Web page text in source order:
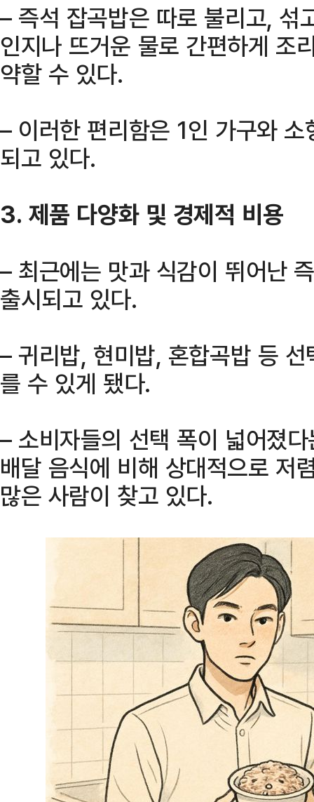
– 즉석 잡곡밥은 따로 불리고, 섞
인지나 뜨거운 물로 간편하게 조
약할 수 있다.
– 이러한 편리함은 1인 가구와
되고 있다.
3. 제품 다양화 및 경제적 비용
– 최근에는 맛과 식감이 뛰어난
출시되고 있다.
– 귀리밥, 현미밥, 혼합곡밥 등
를 수 있게 됐다.
– 소비자들의 선택 폭이 넓어졌
배달 음식에 비해 상대적으로 저
많은 사람이 찾고 있다.